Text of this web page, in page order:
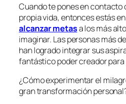
Cuando te pones en contacto
propia vida, entonces estás
alcanzar metasa los más
imaginar. Las personas más
han logrado integrar sus
fantástico poder creador
¿Cómo experimentar el
gran transformación